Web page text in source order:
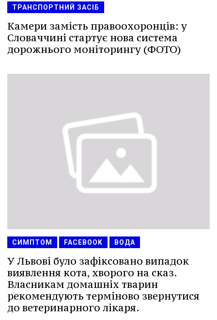
ТРАНСПОРТНИЙ ЗАСІБ
Камери замість правоохоронців: у
Словаччині стартує нова система
дорожнього моніторингу (ФОТО)
СИМПТОМ FACEBOOK ВОДА
У Львові було зафіксовано випадок
виявлення кота, хворого на сказ.
Власникам домашніх тварин
рекомендують терміново звернутися
до ветеринарного лікаря.